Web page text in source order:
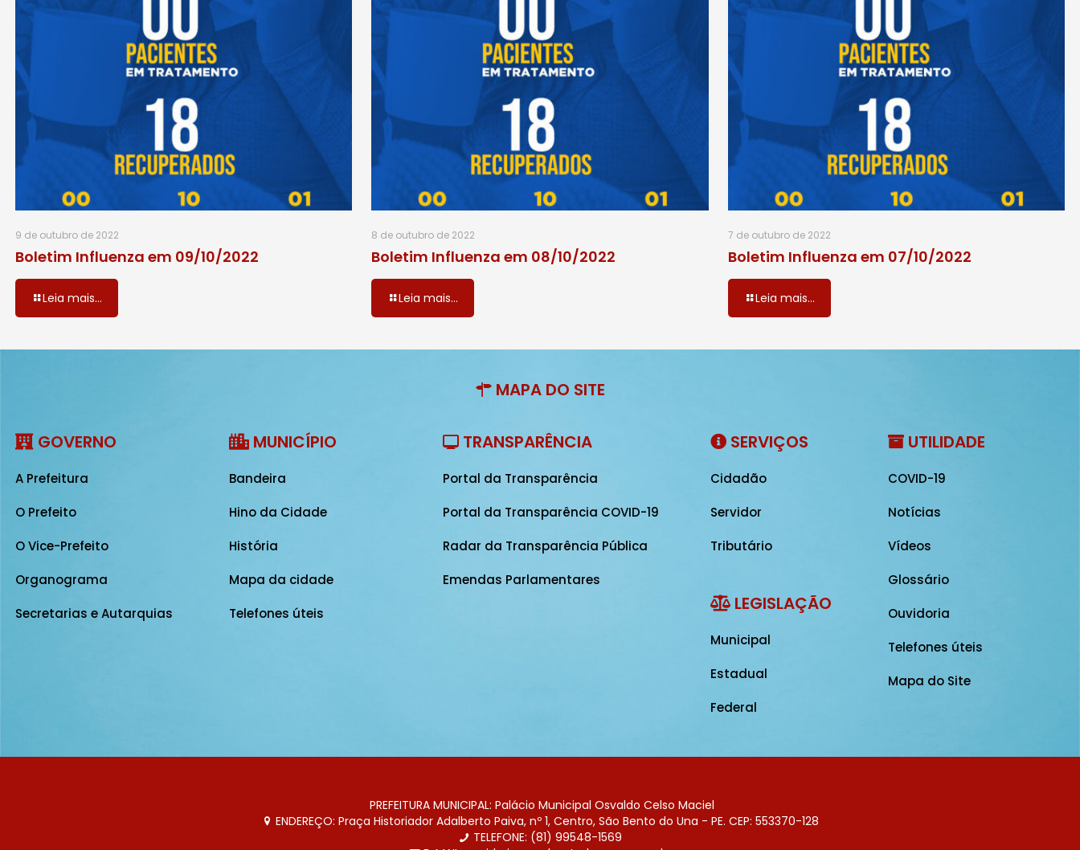
9 de outubro de 2022
Boletim Influenza em 09/10/2022
Leia mais...
8 de outubro de 2022
Boletim Influenza em 08/10/2022
Leia mais...
7 de outubro de 2022
Boletim Influenza em 07/10/2022
Leia mais...
MAPA DO SITE
GOVERNO
A Prefeitura
O Prefeito
O Vice-Prefeito
Organograma
Secretarias e Autarquias
MUNICÍPIO
Bandeira
Hino da Cidade
História
Mapa da cidade
Telefones úteis
TRANSPARÊNCIA
Portal da Transparência
Portal da Transparência COVID-19
Radar da Transparência Pública
Emendas Parlamentares
SERVIÇOS
Cidadão
Servidor
Tributário
LEGISLAÇÃO
Municipal
Estadual
Federal
UTILIDADE
COVID-19
Notícias
Vídeos
Glossário
Ouvidoria
Telefones úteis
Mapa do Site
PREFEITURA MUNICIPAL: Palácio Municipal Osvaldo Celso Maciel
ENDEREÇO: Praça Historiador Adalberto Paiva, nº 1, Centro, São Bento do Una - PE. CEP: 553370-128
TELEFONE: (81) 99548-1569